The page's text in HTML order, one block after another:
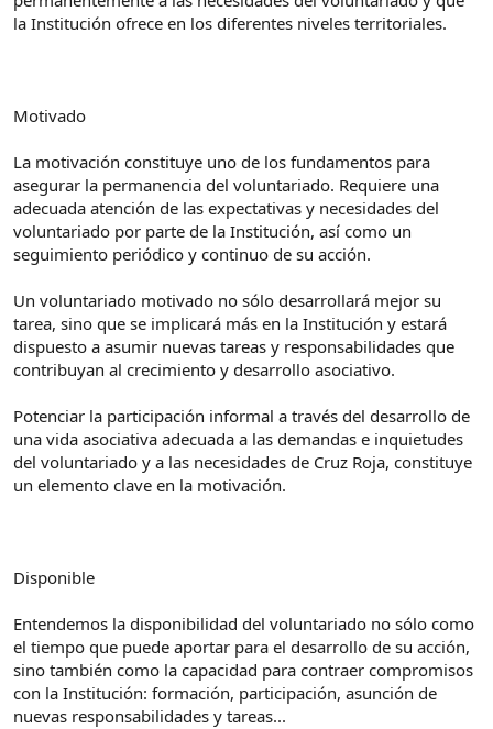
la Institución ofrece en los diferentes niveles territoriales.
Motivado
La motivación constituye uno de los fundamentos para
asegurar la permanencia del voluntariado. Requiere una
adecuada atención de las expectativas y necesidades del
voluntariado por parte de la Institución, así como un
seguimiento periódico y continuo de su acción.
Un voluntariado motivado no sólo desarrollará mejor su
tarea, sino que se implicará más en la Institución y estará
dispuesto a asumir nuevas tareas y responsabilidades que
contribuyan al crecimiento y desarrollo asociativo.
Potenciar la participación informal a través del desarrollo de
una vida asociativa adecuada a las demandas e inquietudes
del voluntariado y a las necesidades de Cruz Roja, constituye
un elemento clave en la motivación.
Disponible
Entendemos la disponibilidad del voluntariado no sólo como
el tiempo que puede aportar para el desarrollo de su acción,
sino también como la capacidad para contraer compromisos
con la Institución: formación, participación, asunción de
nuevas responsabilidades y tareas...